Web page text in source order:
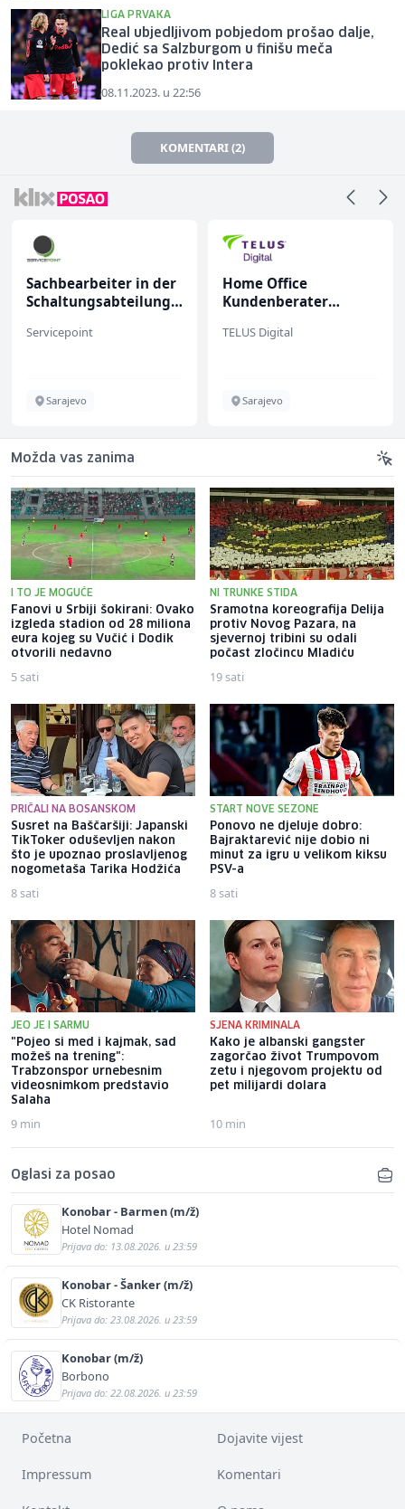
LIGA PRVAKA
Real ubjedljivom pobjedom prošao dalje,
Dedić sa Salzburgom u finišu meča
poklekao protiv Intera
08.11.2023. u 22:56
KOMENTARI (2)
Sachbearbeiter in der
Schaltungsabteilung
Servicepoint
Sarajevo
Home Office
Kundenberater
renommiertes
TELUS Digital
Sarajevo
Možda vas zanima
I TO JE MOGUĆE
Fanovi u Srbiji šokirani: Ovako
izgleda stadion od 28 miliona
eura kojeg su Vučić i Dodik
otvorili nedavno
5 sati
NI TRUNKE STIDA
Sramotna koreografija Delija
protiv Novog Pazara, na
sjevernoj tribini su odali
počast zločincu Mladiću
19 sati
PRIČALI NA BOSANSKOM
Susret na Baščaršiji: Japanski
TikToker oduševljen nakon
što je upoznao proslavljenog
nogometaša Tarika Hodžića
8 sati
START NOVE SEZONE
Ponovo ne djeluje dobro:
Bajraktarević nije dobio ni
minut za igru u velikom kiksu
PSV-a
8 sati
JEO JE I SARMU
"Pojeo si med i kajmak, sad
možeš na trening":
Trabzonspor urnebesnim
videosnimkom predstavio
Salaha
9 min
SJENA KRIMINALA
Kako je albanski gangster
zagorčao život Trumpovom
zetu i njegovom projektu od
pet milijardi dolara
10 min
Oglasi za posao
Konobar - Barmen (m/ž)
Hotel Nomad
Prijava do: 13.08.2026. u 23:59
Konobar - Šanker (m/ž)
CK Ristorante
Prijava do: 23.08.2026. u 23:59
Konobar (m/ž)
Borbono
Prijava do: 22.08.2026. u 23:59
Početna Dojavite vijest
Impressum Komentari